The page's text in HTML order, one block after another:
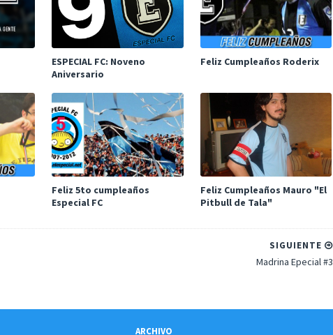
ESPECIAL FC: Noveno
Aniversario
Feliz Cumpleaños Roderix
Feliz 5to cumpleaños
Especial FC
Feliz Cumpleaños Mauro "El
Pitbull de Tala"
SIGUIENTE
Madrina Epecial #3
ARCHIVO